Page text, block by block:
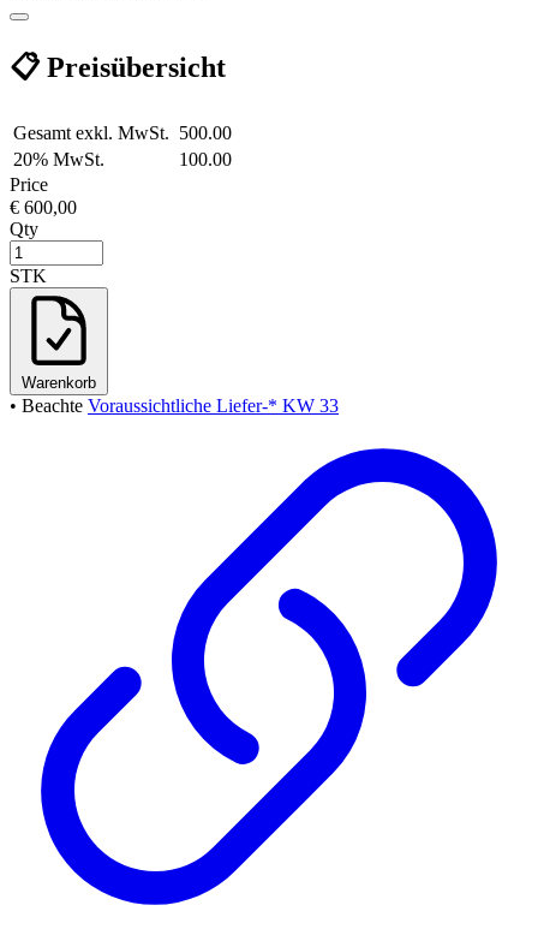
📋 Preisübersicht
Gesamt exkl. MwSt. 500.00
20% MwSt.
100.00
Price
€ 600,00
Qty
STK
Warenkorb
• Beachte Voraussichtliche Liefer-* KW 33